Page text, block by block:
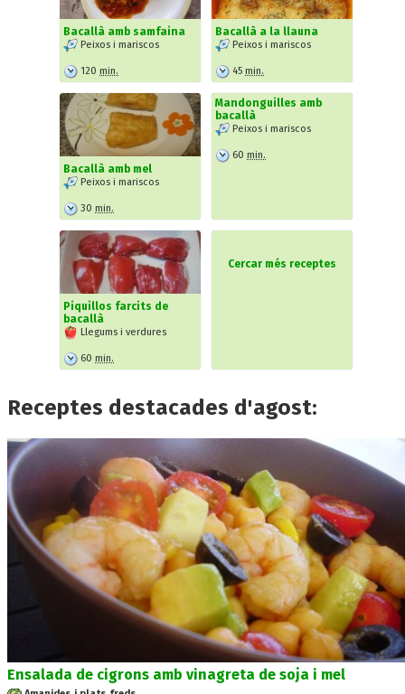
Bacallà amb samfaina
Peixos i mariscos
120 min.
Bacallà a la llauna
Peixos i mariscos
45 min.
Bacallà amb mel
Peixos i mariscos
30 min.
Mandonguilles amb
bacallà
Peixos i mariscos
60 min.
Piquillos farcits de
bacallà
Llegums i verdures
60 min.
Cercar més receptes
Receptes destacades d'agost:
Ensalada de cigrons amb vinagreta de soja i mel